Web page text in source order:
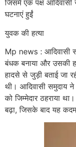
जिसमें एक पक्ष
घटनाएं हुईं
युवक की हत्या
Mp news : आदिवासी
बंधक बनाया और उसकी
हादसे से जुड़ी बताई जा
थी। आदिवासी समुदाय ने
को जिम्मेदार ठहराया
बढ़ा, जिसके बाद यह कदम